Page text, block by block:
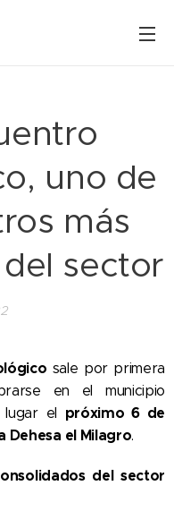
uno de
más
sector
sale por primera
en el municipio
lugar el próximo 6 de
Dehesa el Milagro.
del sector